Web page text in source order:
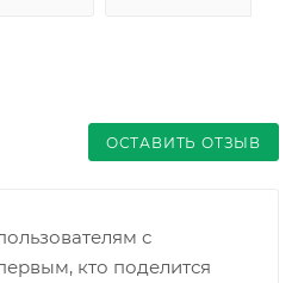
ОСТАВИТЬ ОТЗЫВ
с
кто поделится